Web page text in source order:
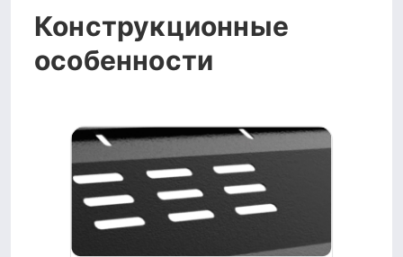
Конструкционные
особенности